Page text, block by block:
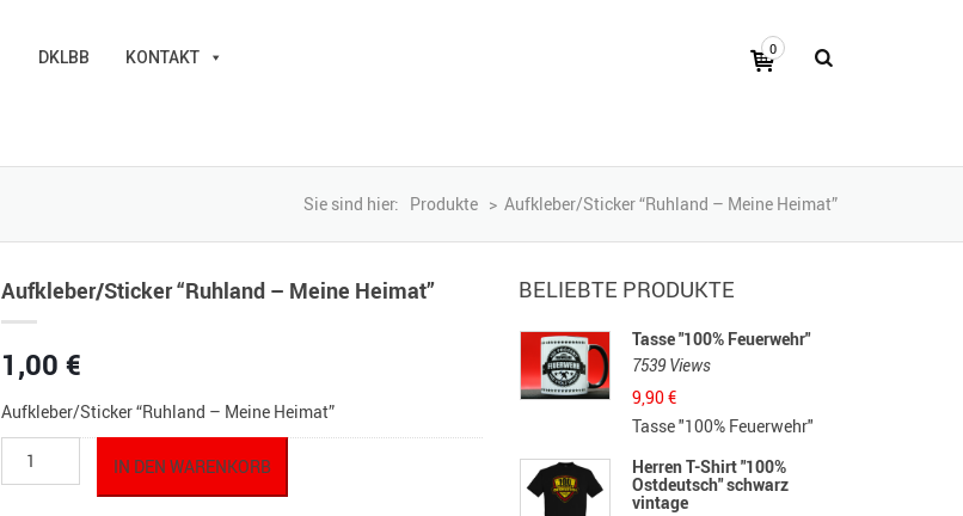
DKLBB KONTAKT 0
Sie sind hier: Produkte > Aufkleber/Sticker “Ruhland – Meine Heimat”
Aufkleber/Sticker “Ruhland – Meine Heimat”
1,00 €
Aufkleber/Sticker “Ruhland – Meine Heimat”
Aufkleber/Sticker
IN DEN WARENKORB
BELIEBTE PRODUKTE
Tasse "100% Feuerwehr"
7539 Views
9,90€
Tasse "100% Feuerwehr"
Herren T-Shirt "100%
Ostdeutsch" schwarz
vintage